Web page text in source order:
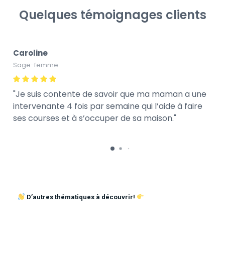
Quelques témoignages clients
Caroline
Sage-femme
Je suis contente de savoir que ma maman a une
intervenante 4 fois par semaine qui l’aide à faire
ses courses et à s’occuper de sa maison.
D’autres thématiques à découvrir!